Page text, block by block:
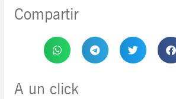
Compartir
A un click